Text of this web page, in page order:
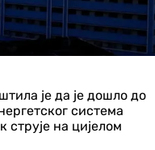
је да је дошло до
система
струје на цијелом